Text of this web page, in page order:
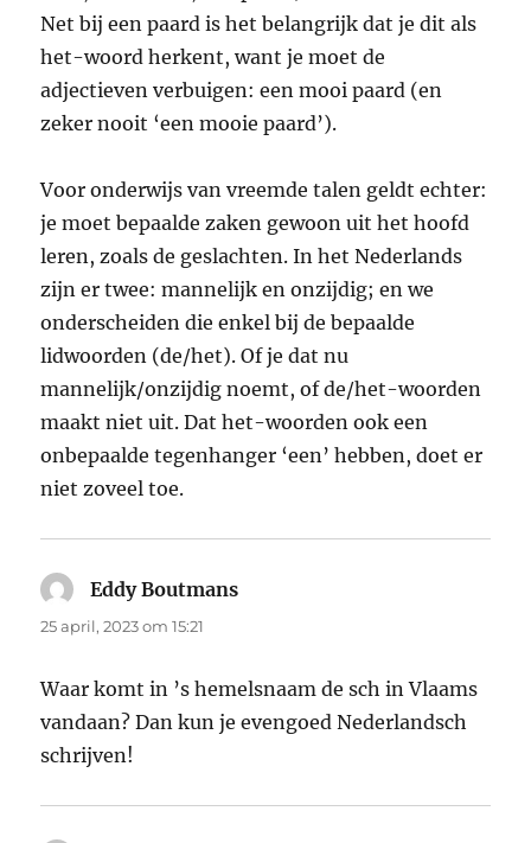
Net bij een paard is het belangrijk dat je dit als
het-woord herkent, want je moet de
adjectieven verbuigen: een mooi paard (en
zeker nooit ‘een mooie paard’).
Voor onderwijs van vreemde talen geldt echter:
je moet bepaalde zaken gewoon uit het hoofd
leren, zoals de geslachten. In het Nederlands
zijn er twee: mannelijk en onzijdig; en we
onderscheiden die enkel bij de bepaalde
lidwoorden (de/het). Of je dat nu
mannelijk/onzijdig noemt, of de/het-woorden
maakt niet uit. Dat het-woorden ook een
onbepaalde tegenhanger ‘een’ hebben, doet er
niet zoveel toe.
Eddy Boutmans
25 april, 2023 om 15:21
Waar komt in ’s hemelsnaam de sch in Vlaams
vandaan? Dan kun je evengoed Nederlandsch
schrijven!